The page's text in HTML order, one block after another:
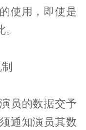
使用，即使是
员的数据交予
通知演员其数